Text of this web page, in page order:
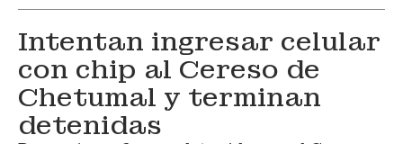
Intentan ingresar celular
con chip al Cereso de
Chetumal y terminan
detenidas